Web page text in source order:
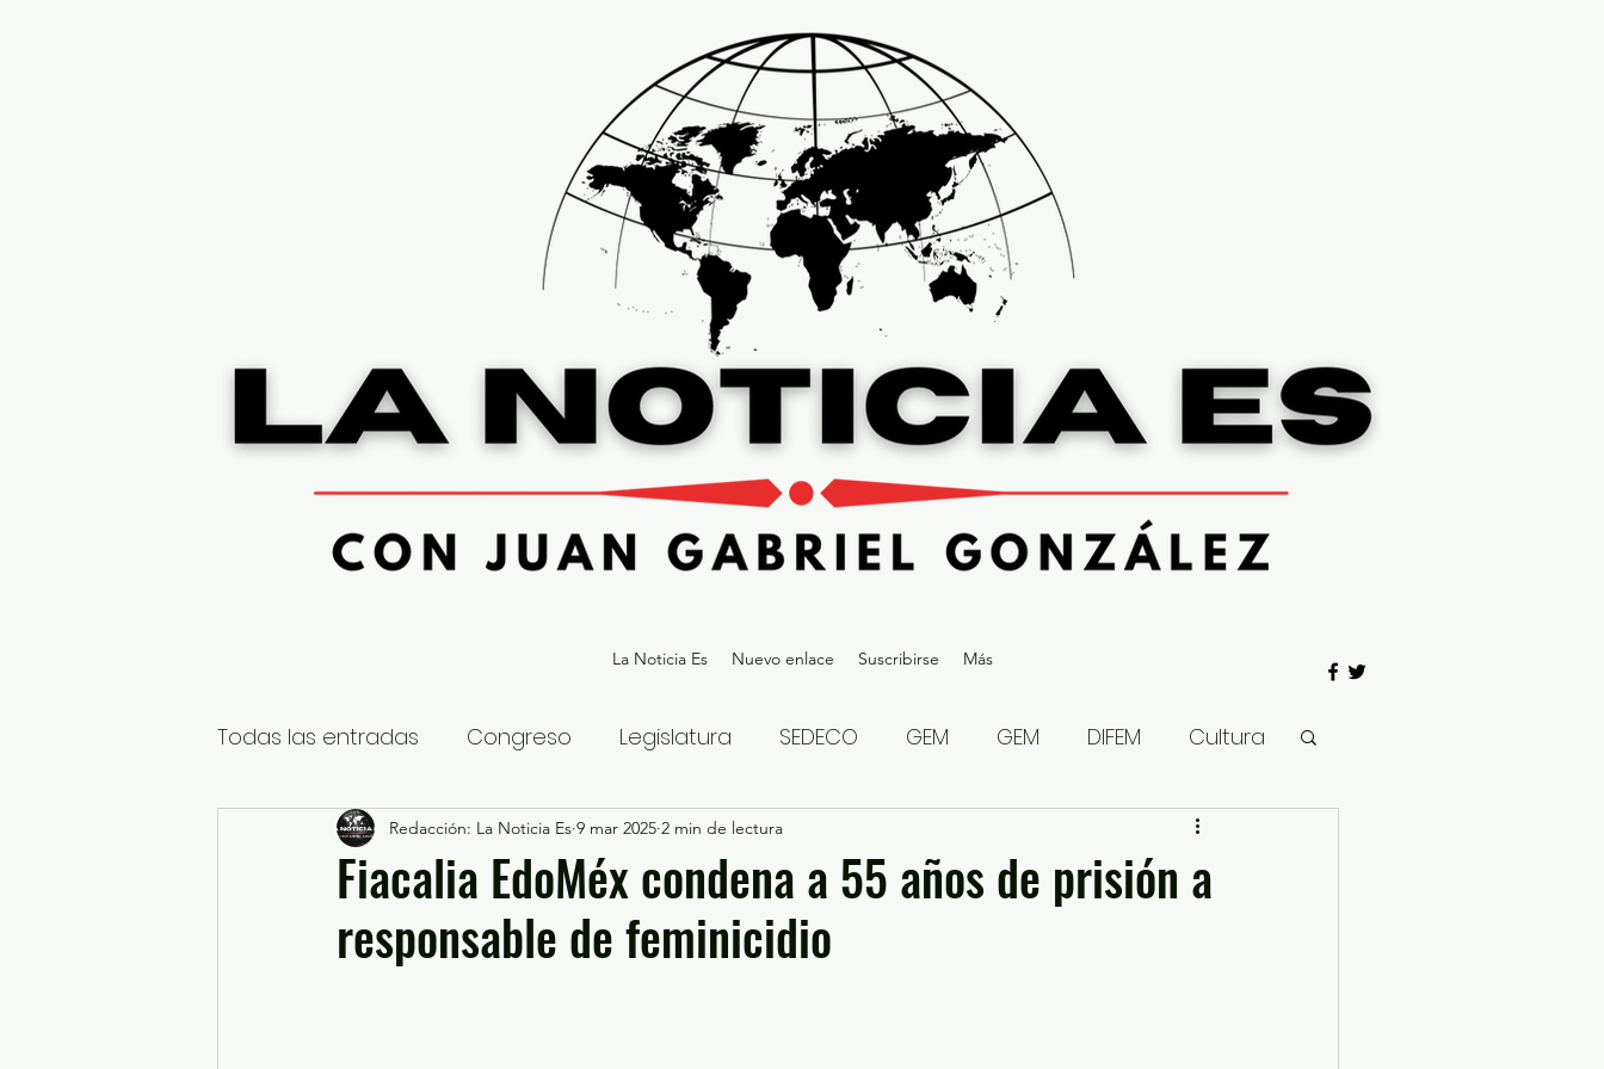
La Noticia Es Nuevo enlace Suscribirse Más
Todas las entradas Congreso Legislatura SEDECO GEM GEM DIFEM Cultura
Nacional Estatal Gubernatura Edoméx 2023
Educación y Cultura Seguridad y Justicia Denuncia Ciudadana
Fiacalia EdoMéx condena a 55 años de prisión a
responsable de feminicidio
Redacción: La Noticia Es 9 mar 2025 2 min de lectura